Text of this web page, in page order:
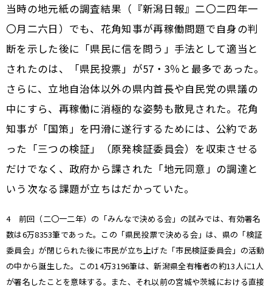
当時の地元紙の調査結果（『新潟日報』二〇二四年一
〇月二六日）でも、花角知事が再稼働問題で自身の判
断を示した後に「県民に信を問う」手法として適当と
されたのは、「県民投票」が57・3％と最多であった。
さらに、立地自治体以外の県内首長や自民党の県議の
中にすら、再稼働に消極的な姿勢も散見された。花角
知事が「国策」を円滑に遂行するためには、公約であ
った「三つの検証」（原発検証委員会）を収束させる
だけでなく、政府から課された「地元同意」の調達と
いう次なる課題が立ちはだかっていた。
4 前回（二〇一二年）の「みんなで決める会」の試みでは、有効署名
数は6万8353筆であった。この「県民投票で決める会」は、県の「検証
委員会」が閉じられた後に市民が立ち上げた「市民検証委員会」の活動
の中から誕生した。この14万3196筆は、新潟県全有権者の約13人に1人
が署名したことを意味する。また、それ以前の宮城や茨城における直接